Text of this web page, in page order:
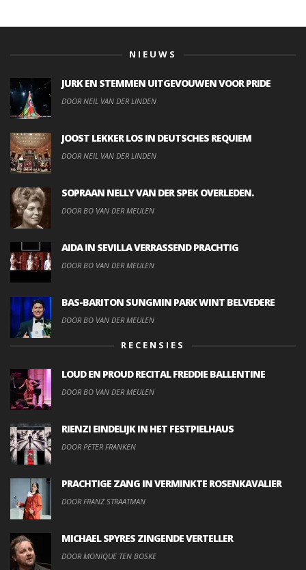
NIEUWS
JURK EN STEMMEN UITGEVOUWEN VOOR PRIDE
DOOR NEIL VAN DER LINDEN
JOOST LEKKER LOS IN DEUTSCHES REQUIEM
DOOR NEIL VAN DER LINDEN
SOPRAAN NELLY VAN DER SPEK OVERLEDEN.
DOOR BO VAN DER MEULEN
AIDA IN SEVILLA VERRASSEND PRACHTIG
DOOR BO VAN DER MEULEN
BAS-BARITON SUNGMIN PARK WINT BELVEDERE
DOOR BO VAN DER MEULEN
RECENSIES
LOUD EN PROUD RECITAL FREDDIE BALLENTINE
DOOR BO VAN DER MEULEN
RIENZI EINDELIJK IN HET FESTPIELHAUS
DOOR PETER FRANKEN
PRACHTIGE ZANG IN VERMINKTE ROSENKAVALIER
DOOR FRANZ STRAATMAN
MICHAEL SPYRES ZINGENDE VERTELLER
DOOR MONIQUE TEN BOSKE